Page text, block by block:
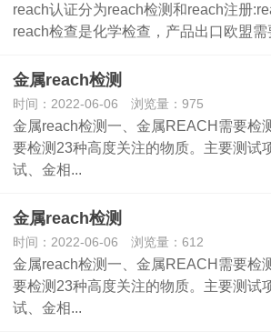
reach认证分为reach检测和reach注册
reach检查是化学检查，产品出口欧盟需
金属reach检测
时间：2022-06-06 浏览量：975
金属reach检测一、金属REACH需要检
要检测23种高度关注的物质。主要测试
试、金相...
金属reach检测
时间：2022-06-06 浏览量：612
金属reach检测一、金属REACH需要检
要检测23种高度关注的物质。主要测试
试、金相...